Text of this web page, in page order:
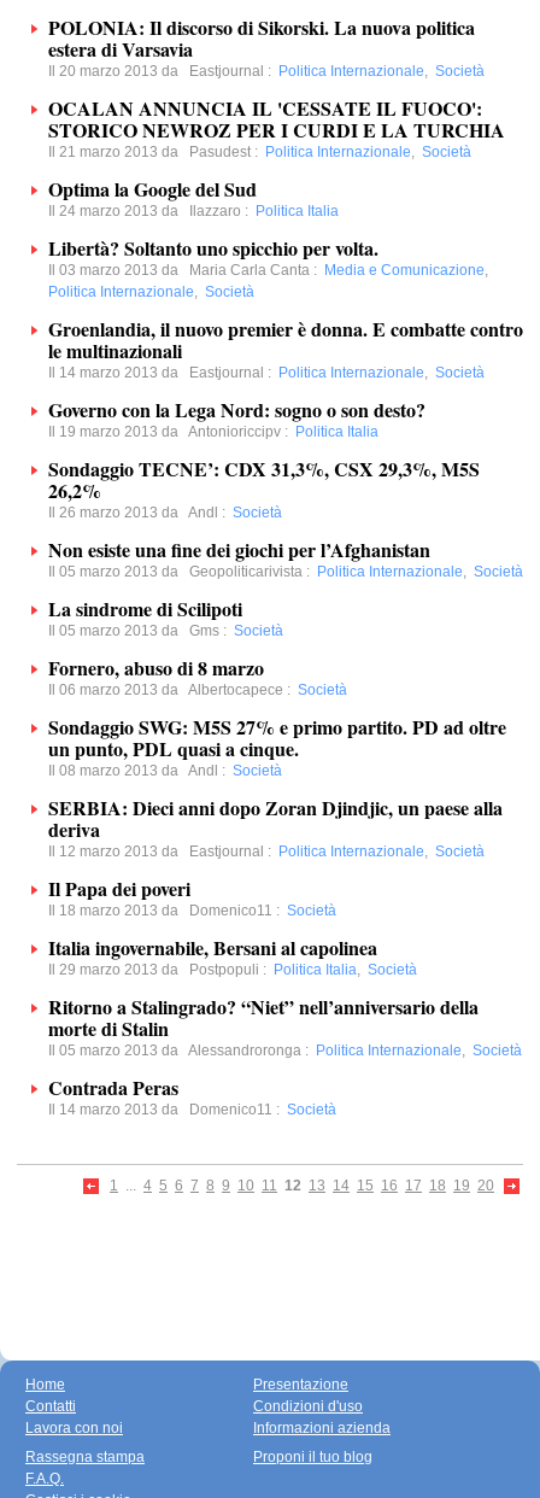
POLONIA: Il discorso di Sikorski. La nuova politica
estera di Varsavia
Il 20 marzo 2013 da Eastjournal : Politica Internazionale, Società
OCALAN ANNUNCIA IL 'CESSATE IL FUOCO':
STORICO NEWROZ PER I CURDI E LA TURCHIA
Il 21 marzo 2013 da Pasudest : Politica Internazionale, Società
Optima la Google del Sud
Il 24 marzo 2013 da Ilazzaro : Politica Italia
Libertà? Soltanto uno spicchio per volta.
Il 03 marzo 2013 da Maria Carla Canta : Media e Comunicazione,
Politica Internazionale, Società
Groenlandia, il nuovo premier è donna. E combatte contro
le multinazionali
Il 14 marzo 2013 da Eastjournal : Politica Internazionale, Società
Governo con la Lega Nord: sogno o son desto?
Il 19 marzo 2013 da Antonioriccipv : Politica Italia
Sondaggio TECNE’: CDX 31,3%, CSX 29,3%, M5S
26,2%
Il 26 marzo 2013 da Andl : Società
Non esiste una fine dei giochi per l’Afghanistan
Il 05 marzo 2013 da Geopoliticarivista : Politica Internazionale, Società
La sindrome di Scilipoti
Il 05 marzo 2013 da Gms : Società
Fornero, abuso di 8 marzo
Il 06 marzo 2013 da Albertocapece : Società
Sondaggio SWG: M5S 27% e primo partito. PD ad oltre
un punto, PDL quasi a cinque.
Il 08 marzo 2013 da Andl : Società
SERBIA: Dieci anni dopo Zoran Djindjic, un paese alla
deriva
Il 12 marzo 2013 da Eastjournal : Politica Internazionale, Società
Il Papa dei poveri
Il 18 marzo 2013 da Domenico11 : Società
Italia ingovernabile, Bersani al capolinea
Il 29 marzo 2013 da Postpopuli : Politica Italia, Società
Ritorno a Stalingrado? “Niet” nell’anniversario della
morte di Stalin
Il 05 marzo 2013 da Alessandroronga : Politica Internazionale, Società
Contrada Peras
Il 14 marzo 2013 da Domenico11 : Società
1 ... 4 5 6 7 8 9 10 11 12 13 14 15 16 17 18 19 20
Home
Contatti
Lavora con noi
Presentazione
Condizioni d'uso
Informazioni azienda
Rassegna stampa
F.A.Q.
Proponi il tuo blog